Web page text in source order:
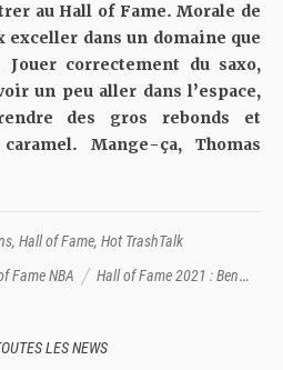
Fame NBA
Hall of Fame 2021 : Ben
au Hall of Fame. Morale de
dans un domaine que
correctement du saxo,
un peu aller dans l’espace,
des gros rebonds et
Mange-ça, Thomas
, Hall of Fame, Hot TrashTalk
LES NEWS